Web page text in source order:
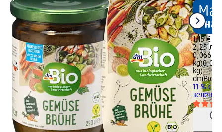
1,15 €
2,25 лв.
0,066 kg
kg)0,066
kg)
dmBio
11 %